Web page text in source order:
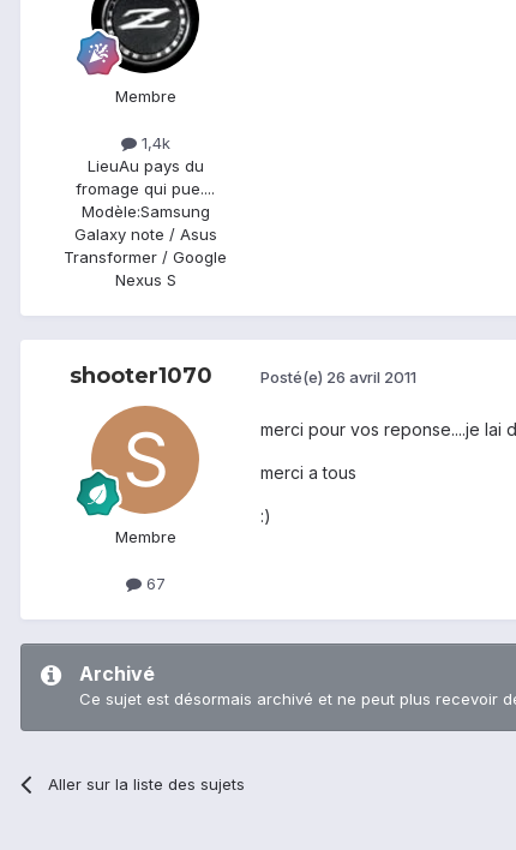
Membre
1,4k
LieuAu pays du
fromage qui pue....
Modèle:Samsung
Galaxy note / Asus
Transformer / Google
Nexus S
shooter1070
Membre
67
Posté(e) 26 avril 2011
merci pour vos reponse....je lai
merci a tous
:)
Archivé
Ce sujet est désormais archivé et ne peut plus recevoir
Aller sur la liste des sujets